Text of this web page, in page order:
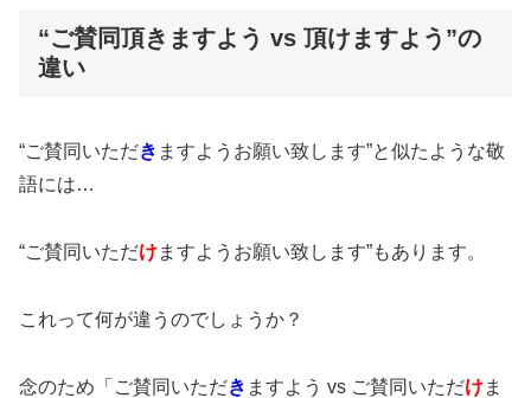
“ご賛同頂きますよう vs 頂けますよう”の
違い
“ご賛同いただき ますようお願い致します”と似たような敬
語には…
“ご賛同いただけますようお願い致します”もあります。
これって何が違うのでしょうか？
念のため「ご賛同いただき ますよう vs ご賛同いただけま